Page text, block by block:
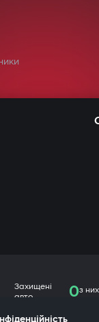
Захищені
авто
0з